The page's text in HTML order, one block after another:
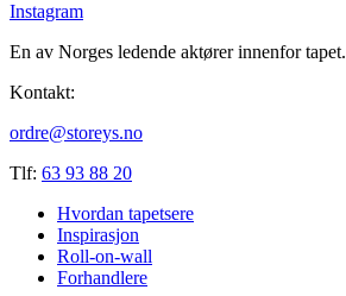
Instagram
En av Norges ledende aktører innenfor tapet.
Kontakt:
ordre@storeys.no
Tlf: 63 93 88 20
Hvordan tapetsere
Inspirasjon
Roll-on-wall
Forhandlere